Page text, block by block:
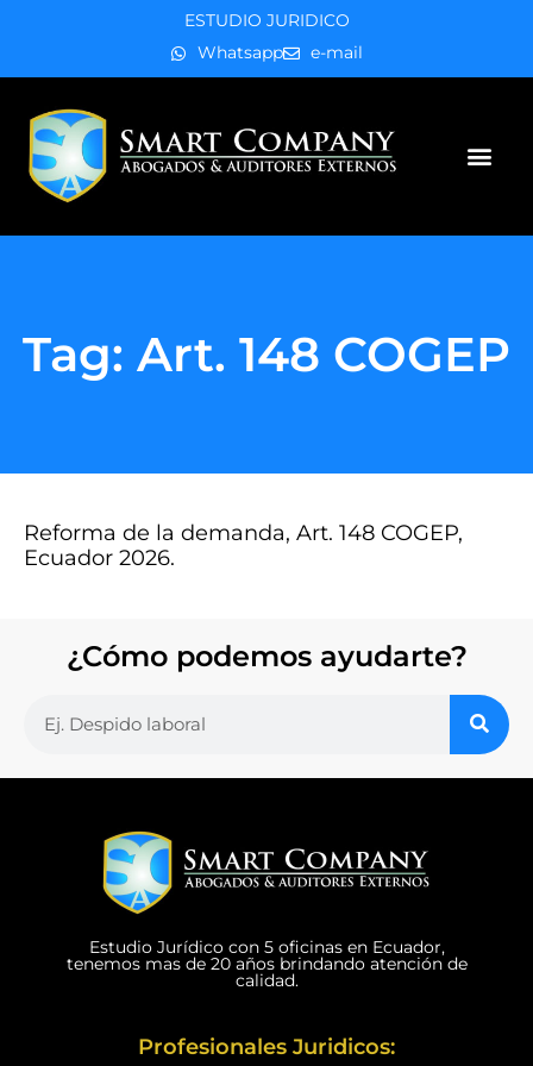
ESTUDIO JURIDICO
Whatsapp
e-mail
Tag: Art. 148 COGEP
Reforma de la demanda, Art. 148 COGEP,
Ecuador 2026.
¿Cómo podemos ayudarte?
Estudio Jurídico con 5 oficinas en Ecuador,
tenemos mas de 20 años brindando atención de
calidad.
Profesionales Juridicos: